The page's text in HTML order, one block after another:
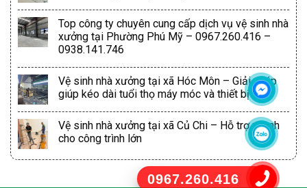
0967.260.416
Top công ty chuyên cung cấp dịch vụ vệ sinh nhà
xưởng tại Phường Phú Mỹ – 0967.260.416 –
0938.141.746
Vệ sinh nhà xưởng tại xã Hóc Môn – Giải pháp
giúp kéo dài tuổi thọ máy móc và thiết bị
Vệ sinh nhà xưởng tại xã Củ Chi – Hỗ trợ nhanh
cho công trình lớn